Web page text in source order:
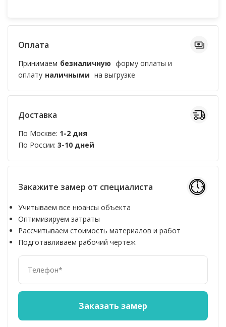
Оплата
Принимаем безналичную форму оплаты и
оплату наличными на выгрузке
Доставка
По Москве: 1-2 дня
По России: 3-10 дней
Закажите замер от специалиста
Учитываем все нюансы объекта
Оптимизируем затраты
Рассчитываем стоимость материалов и работ
Подготавливаем рабочий чертеж